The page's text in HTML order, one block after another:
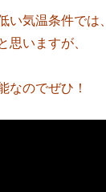
い気温条件では、
思いますが、
なのでぜひ！